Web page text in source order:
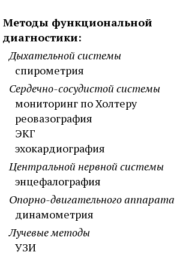
Методы функциональной
диагностики:
Дыхательной системы
спирометрия
Сердечно-сосудистой системы
мониторинг по Холтеру
реовазография
ЭКГ
эхокардиография
Центральной нервной системы
энцефалография
Опорно-двигательного аппарата
динамометрия
Лучевые методы
УЗИ